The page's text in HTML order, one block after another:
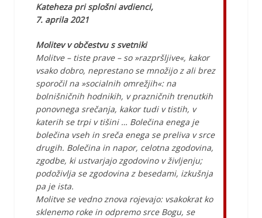
Kateheza pri splošni avdienci,
7. aprila 2021
Molitev v občestvu s svetniki
Molitve – tiste prave – so »razpršljive«, kakor
vsako dobro, neprestano se množijo z ali brez
sporočil na »socialnih omrežjih«: na
bolnišničnih hodnikih, v prazničnih trenutkih
ponovnega srečanja, kakor tudi v tistih, v
katerih se trpi v tišini … Bolečina enega je
bolečina vseh in sreča enega se preliva v srce
drugih. Bolečina in napor, celotna zgodovina,
zgodbe, ki ustvarjajo zgodovino v življenju;
podoživlja se zgodovina z besedami, izkušnja
pa je ista.
Molitve se vedno znova rojevajo: vsakokrat ko
sklenemo roke in odpremo srce Bogu, se